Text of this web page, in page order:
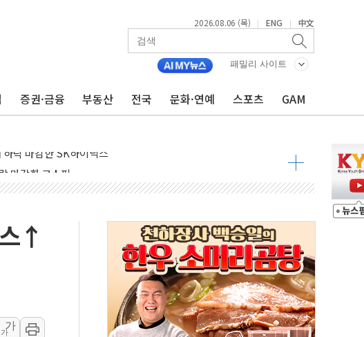
2026.08.06 (목) | ENG | 中文
패밀리 사이트
증권·금융 부동산 전국 문화·연예 스포츠 GAM
대출 격차 9180억→3990억…인터넷뱅크 1·2위 '격전'
여성 강제 추행·스토킹 혐의 70대…경찰 불구속 입건
배상 피하던 통신 3사…공정위에서 제동
제조 공장서 화재 4개 동 전소…인명피해 없어
마감한 코스피
사장 "서울지역본부 청년주택으로"…직원 사기 회복도 숙제
글로벌 리테일 박람회서 신규 채널 확보
스레터 Today ANDA] 8월 6일
여객터미널, 대형 미디어아트로 다채로운 볼거리 제공
인근서 동해영토수호훈련 비공개 실시
서도 제기되는 레버리지 책임론…정청래·조국, 김민석·靑에 공세
주민 갑질 아니다"…원주 A아파트 '입주민 3인방' 정면 반박
↑
가
가